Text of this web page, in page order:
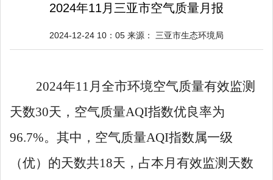
2024年11月三亚市空气质量月报
2024-12-24 10：05 来源： 三亚市生态环境局
2024年11 月全市环境空气质量有效监测
天数30天，空气质量AQI指数优良率为
96.7%。其中，空气质量AQI指数属一级
（优）的天数共18天，占本月有效监测天数